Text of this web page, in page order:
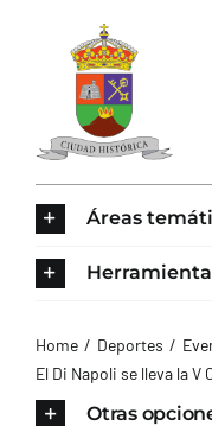
contenido
AYUNTAMIENTO
Áreas
Home Deportes
El Di Napoli se lleva la V
Otras